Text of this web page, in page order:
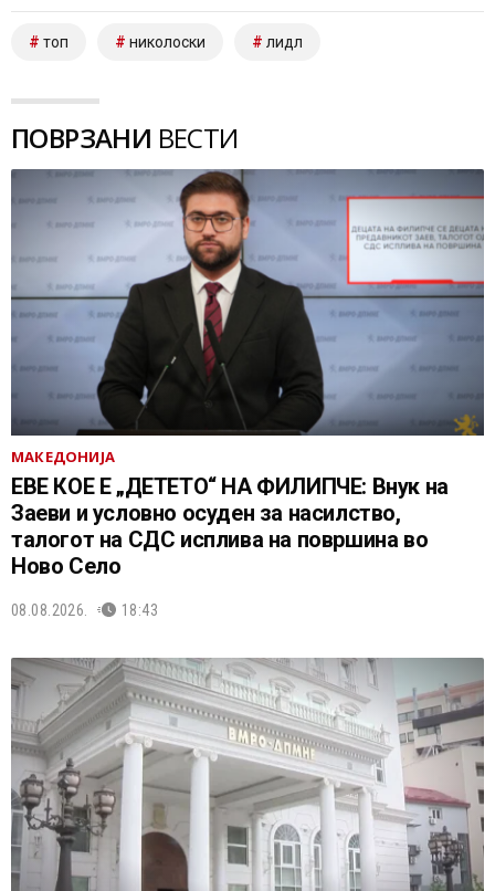
топ николоски лидл
ПОВРЗАНИ ВЕСТИ
МАКЕДОНИЈА
ЕВЕ КОЕ Е „ДЕТЕТО“ НА ФИЛИПЧЕ: Внук на
Заеви и условно осуден за насилство,
талогот на СДС исплива на површина во
Ново Село
08.08.2026. 18:43